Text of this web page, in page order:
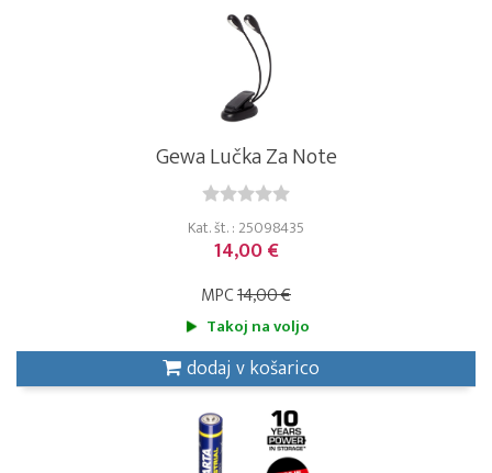
Gewa Lučka Za Note
Kat. št. : 25098435
14,00 €
MPC14,00 €
Takoj na voljo
dodaj v košarico